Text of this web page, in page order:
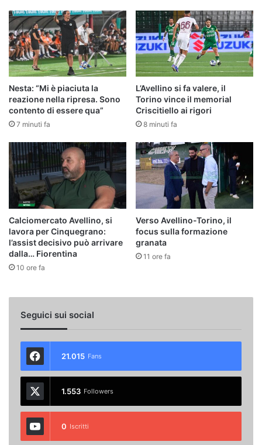
Nesta: “Mi è piaciuta la
reazione nella ripresa. Sono
contento di essere qua”
7 minuti fa
L’Avellino si fa valere, il
Torino vince il memorial
Criscitiello ai rigori
8 minuti fa
Calciomercato Avellino, si
lavora per Cinquegrano:
l’assist decisivo può arrivare
dalla… Fiorentina
10 ore fa
Verso Avellino-Torino, il
focus sulla formazione
granata
11 ore fa
Seguici sui social
21.015 Fans
1.553 Followers
0 Iscritti